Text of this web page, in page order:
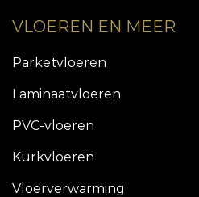
VLOEREN EN MEER
Parketvloeren
Laminaatvloeren
PVC-vloeren
Kurkvloeren
Vloerverwarming